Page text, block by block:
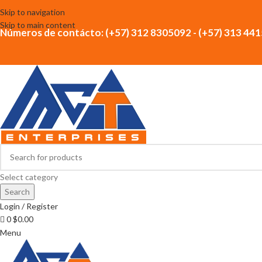
Skip to navigation
Skip to main content
Números de contácto: (+57) 312 8305092 - (+57) 313
Select category
Search
Login / Register
0$0.00
Menu